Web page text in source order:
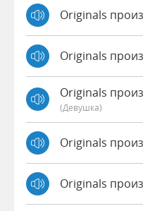
Originals
Originals
Originals
(девушка)
Originals
Originals